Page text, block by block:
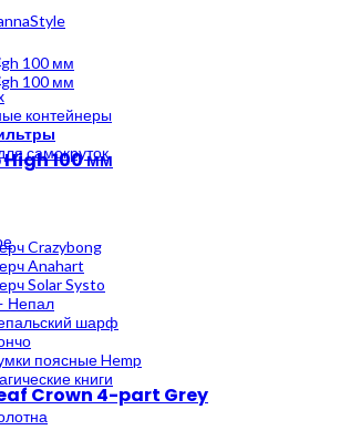
контейнеры
самокруток
Crazybong
Anahart
Solar Systo
Непал
шарф
поясные Hemp
книги
100 мм
Crown 4-part Grey